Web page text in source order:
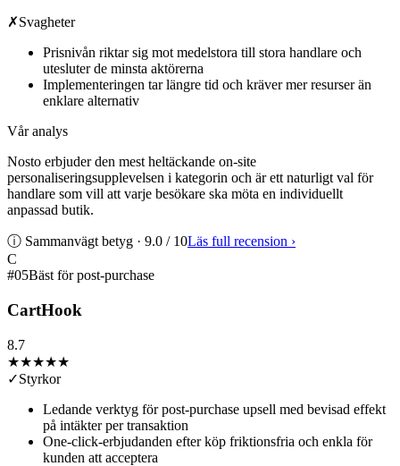
✗Svagheter
Prisnivån riktar sig mot medelstora till stora handlare och
utesluter de minsta aktörerna
Implementeringen tar längre tid och kräver mer resurser än
enklare alternativ
Vår analys
Nosto erbjuder den mest heltäckande on-site
personaliseringsupplevelsen i kategorin och är ett naturligt val för
handlare som vill att varje besökare ska möta en individuellt
anpassad butik.
ⓘ Sammanvägt betyg · 9.0 / 10Läs full recension ›
C
#05Bäst för post-purchase
CartHook
8.7
★★★★★
✓Styrkor
Ledande verktyg för post-purchase upsell med bevisad effekt
på intäkter per transaktion
One-click-erbjudanden efter köp friktionsfria och enkla för
kunden att acceptera